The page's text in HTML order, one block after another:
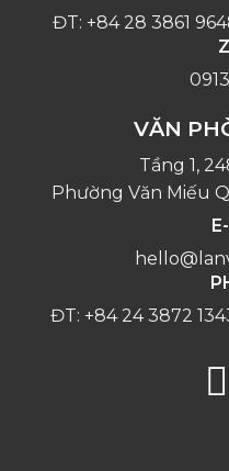
ĐT: +84 28 3861
VĂN
Tầng 1,
Phường Văn Miếu
ĐT: +84 24 3872